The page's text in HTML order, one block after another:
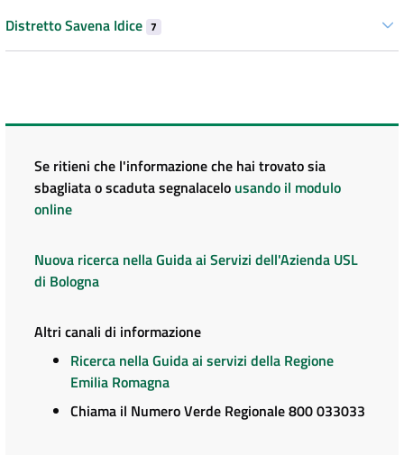
Distretto Savena Idice 7
Se ritieni che l'informazione che hai trovato sia
sbagliata o scaduta segnalacelo usando il modulo
online
Nuova ricerca nella Guida ai Servizi dell'Azienda USL
di Bologna
Altri canali di informazione
Ricerca nella Guida ai servizi della Regione
Emilia Romagna
Chiama il Numero Verde Regionale 800 033033